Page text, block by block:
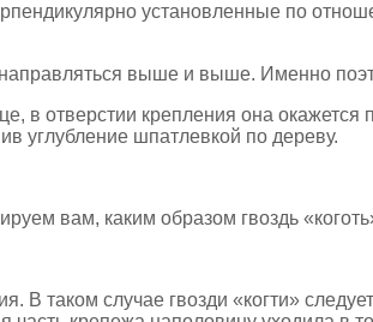
установленные по
выше и выше. Именно
в отверстии крепления она
углубление шпатлевкой по дереву.
вам, каким образом гвоздь
В таком случае гвозди «когти»